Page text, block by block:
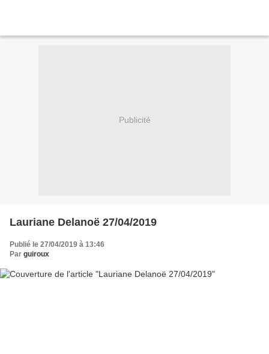
Publicité
Lauriane Delanoë 27/04/2019
Publié le 27/04/2019 à 13:46
Par guiroux